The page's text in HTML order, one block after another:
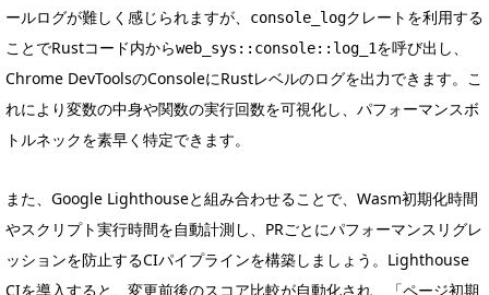
ールログが難しく感じられますが、
console_logクレートを利用する
ことでRustコード内からweb_sys::console::log_1を呼び出し、
Chrome DevToolsのConsoleにRustレベルのログを出力できます。こ
れにより変数の中身や関数の実行回数を可視化し、パフォーマンスボ
トルネックを素早く特定できます。
また、Google Lighthouseと組み合わせることで、Wasm初期化時間
やスクリプト実行時間を自動計測し、PRごとにパフォーマンスリグレ
ッションを防止するCIパイプラインを構築しましょう。Lighthouse
CIを導入すると、変更前後のスコア比較が自動化され、「ページ初期